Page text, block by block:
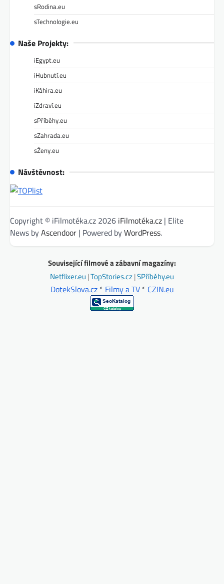
sRodina.eu
sTechnologie.eu
Naše Projekty:
iEgypt.eu
iHubnutí.eu
iKáhira.eu
iZdraví.eu
sPříběhy.eu
sZahrada.eu
sŽeny.eu
Návštěvnost:
Copyright © iFilmotéka.cz 2026 iFilmotéka.cz | Elite
News byAscendoor | Powered byWordPress.
Související filmové a zábavní magazíny:
Netflixer.eu |TopStories.cz|SPříběhy.eu
DotekSlova.cz* Filmy a TV* CZIN.eu